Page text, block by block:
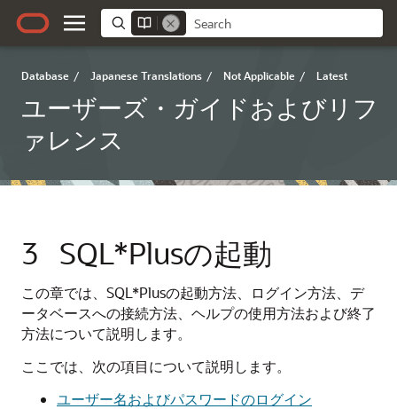
Database / Japanese Translations / Not Applicable / Latest
ユーザーズ・ガイドおよびリフ
ァレンス
3 SQL*Plusの起動
この章では、SQL*Plusの起動方法、ログイン方法、デ
ータベースへの接続方法、ヘルプの使用方法および終了
方法について説明します。
ここでは、次の項目について説明します。
ユーザー名およびパスワードのログイン